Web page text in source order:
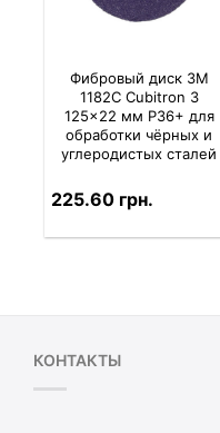
Фибровый диск 3M
1182C Cubitron 3
125×22 мм P36+ для
обработки чёрных и
углеродистых сталей
225.60 грн.
КОНТАКТЫ